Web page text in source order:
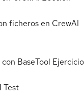
ficheros en CrewAI
BaseTool Ejercicio
Test